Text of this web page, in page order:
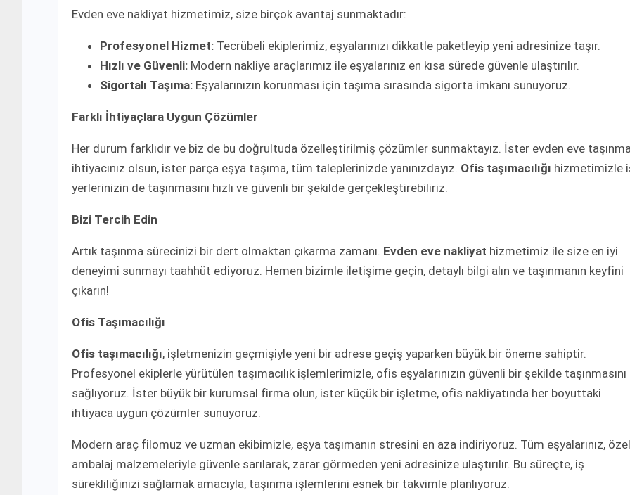
Evden eve nakliyat hizmetimiz, size birçok avantaj sunmaktadır:
Profesyonel Hizmet: Tecrübeli ekiplerimiz, eşyalarınızı dikkatle paketleyip yeni adresinize taşır.
Hızlı ve Güvenli: Modern nakliye araçlarımız ile eşyalarınız en kısa sürede güvenle ulaştırılır.
Sigortalı Taşıma: Eşyalarınızın korunması için taşıma sırasında sigorta imkanı sunuyoruz.
Farklı İhtiyaçlara Uygun Çözümler
Her durum farklıdır ve biz de bu doğrultuda özelleştirilmiş çözümler sunmaktayız. İster evden eve
ihtiyacınız olsun, ister parça eşya taşıma, tüm taleplerinizde yanınızdayız. Ofis taşımacılığı hizmetimizle
yerlerinizin de taşınmasını hızlı ve güvenli bir şekilde gerçekleştirebiliriz.
Bizi Tercih Edin
Artık taşınma sürecinizi bir dert olmaktan çıkarma zamanı. Evden eve nakliyat hizmetimiz ile size en iyi
deneyimi sunmayı taahhüt ediyoruz. Hemen bizimle iletişime geçin, detaylı bilgi alın ve taşınmanın keyfini
çıkarın!
Ofis Taşımacılığı
Ofis taşımacılığı, işletmenizin geçmişiyle yeni bir adrese geçiş yaparken büyük bir öneme sahiptir.
Profesyonel ekiplerle yürütülen taşımacılık işlemlerimizle, ofis eşyalarınızın güvenli bir şekilde taşınmasını
sağlıyoruz. İster büyük bir kurumsal firma olun, ister küçük bir işletme, ofis nakliyatında her boyuttaki
ihtiyaca uygun çözümler sunuyoruz.
Modern araç filomuz ve uzman ekibimizle, eşya taşımanın stresini en aza indiriyoruz. Tüm eşyalarınız, özel
ambalaj malzemeleriyle güvenle sarılarak, zarar görmeden yeni adresinize ulaştırılır. Bu süreçte, iş
sürekliliğinizi sağlamak amacıyla, taşınma işlemlerini esnek bir takvimle planlıyoruz.